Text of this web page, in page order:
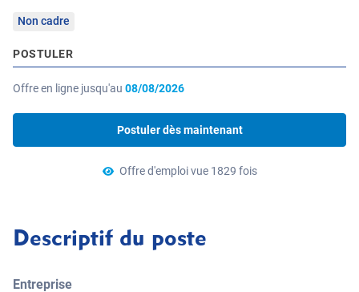
Non cadre
POSTULER
Offre en ligne jusqu'au 08/08/2026
Postuler dès maintenant
Offre d'emploi vue 1829 fois
Descriptif du poste
Entreprise